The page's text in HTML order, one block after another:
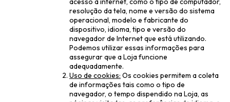
resolução da tela, nome e versão do sistema
operacional, modelo e fabricante do
dispositivo, idioma, tipo e versão do
navegador de Internet que está utilizando.
Podemos utilizar essas informações para
assegurar que a Loja funcione
adequadamente.
Uso de cookies: Os cookies permitem a coleta
de informações tais como o tipo de
navegador, o tempo dispendido na Loja, as